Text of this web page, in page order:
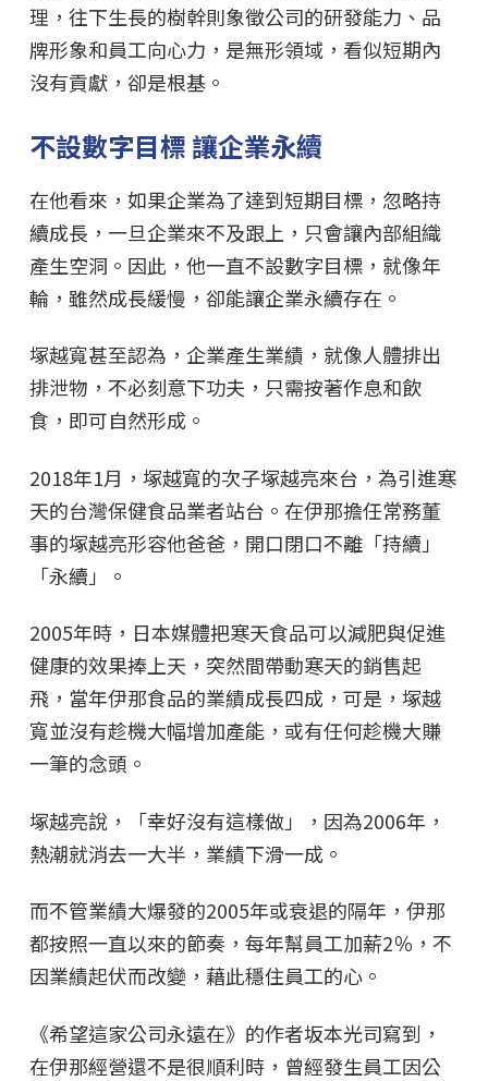
理，往下生長的樹幹則象徵公司的研發能力、品
牌形象和員工向心力，是無形領域，看似短期內
沒有貢獻，卻是根基。
不設數字目標 讓企業永續
在他看來，如果企業為了達到短期目標，忽略持
續成長，一旦企業來不及跟上，只會讓內部組織
產生空洞。因此，他一直不設數字目標，就像年
輪，雖然成長緩慢，卻能讓企業永續存在。
塚越寬甚至認為，企業產生業績，就像人體排出
排泄物，不必刻意下功夫，只需按著作息和飲
食，即可自然形成。
2018年1月，塚越寬的次子塚越亮來台，為引進寒
天的台灣保健食品業者站台。在伊那擔任常務董
事的塚越亮形容他爸爸，開口閉口不離「持續」
「永續」。
2005年時，日本媒體把寒天食品可以減肥與促進
健康的效果捧上天，突然間帶動寒天的銷售起
飛，當年伊那食品的業績成長四成，可是，塚越
寬並沒有趁機大幅增加產能，或有任何趁機大賺
一筆的念頭。
塚越亮說，「幸好沒有這樣做」，因為2006年，
熱潮就消去一大半，業績下滑一成。
而不管業績大爆發的2005年或衰退的隔年，伊那
都按照一直以來的節奏，每年幫員工加薪2％，不
因業績起伏而改變，藉此穩住員工的心。
《希望這家公司永遠在》的作者坂本光司寫到，
在伊那經營還不是很順利時，曾經發生員工因公